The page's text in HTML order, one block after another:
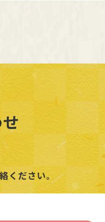
ください。